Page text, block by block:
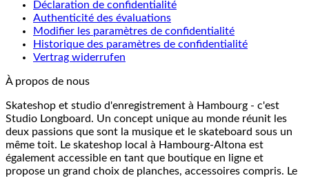
Déclaration de confidentialité
Authenticité des évaluations
Modifier les paramètres de confidentialité
Historique des paramètres de confidentialité
Vertrag widerrufen
À propos de nous
Skateshop et studio d'enregistrement à Hambourg - c'est
Studio Longboard. Un concept unique au monde réunit les
deux passions que sont la musique et le skateboard sous un
même toit. Le skateshop local à Hambourg-Altona est
également accessible en tant que boutique en ligne et
propose un grand choix de planches, accessoires compris. Le